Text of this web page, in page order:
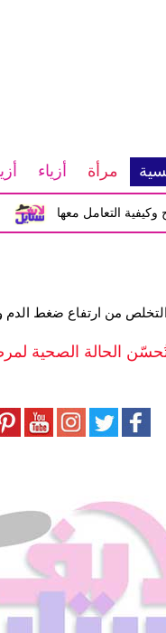
مرأة أزياء
التعامل معها
من ارتفاع ضغط الدم
تُحسّن الحالة الصحية